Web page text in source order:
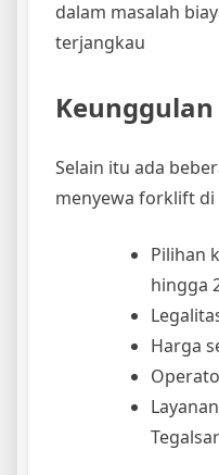
dalam masalah
terjangkau
Selain itu ada
menyewa forklift di
Pilihan
hingga
Harga